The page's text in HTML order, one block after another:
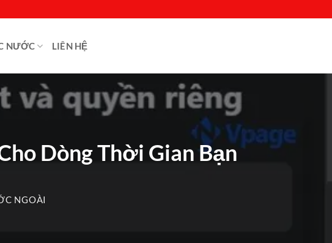
NƯỚC LIÊN HỆ
Dòng Thời Gian Bạn
NGOÀI